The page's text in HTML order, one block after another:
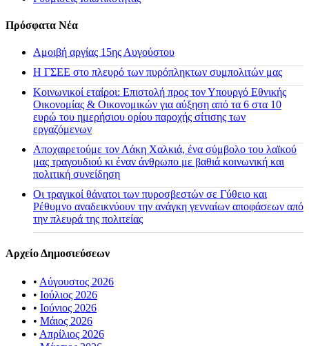
Πρόσφατα Νέα
Αμοιβή αργίας 15ης Αυγούστου
H ΓΣΕΕ στο πλευρό των πυρόπληκτων συμπολιτών μας
Κοινωνικοί εταίροι: Επιστολή προς τον Υπουργό Εθνικής
Οικονομίας & Οικονομικών για αύξηση από τα 6 στα 10
ευρώ του ημερήσιου ορίου παροχής σίτισης των
εργαζόμενων
Αποχαιρετούμε τον Λάκη Χαλκιά, ένα σύμβολο του λαϊκού
μας τραγουδιού κι έναν άνθρωπο με βαθιά κοινωνική και
πολιτική συνείδηση
Οι τραγικοί θάνατοι των πυροσβεστών σε Γύθειο και
Ρέθυμνο αναδεικνύουν την ανάγκη γενναίων αποφάσεων από
την πλευρά της πολιτείας
Αρχείο Δημοσιεύσεων
• Αύγουστος 2026
• Ιούλιος 2026
• Ιούνιος 2026
• Μάιος 2026
• Απρίλιος 2026